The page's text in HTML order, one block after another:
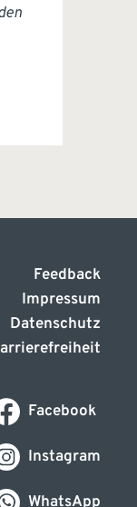
Feedback
Impressum
Datenschutz
Facebook
Instagram
WhatsApp